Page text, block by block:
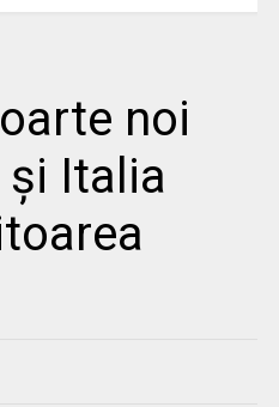
noi
Italia